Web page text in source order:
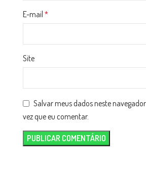
E-mail *
Site
Salvar meus dados neste
vez que eu comentar.